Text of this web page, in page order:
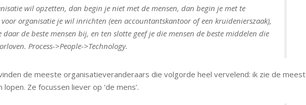
wil opzetten, dan begin je niet met de mensen, dan begin je met te
organisatie je wil inrichten (een accountantskantoor of een kruidenierszaak),
daar de beste mensen bij, en ten slotte geef je die mensen de beste middelen die
Process->People->Technology.
de meeste organisatieveranderaars die volgorde heel vervelend: ik zie de
Ze focussen liever op ‘de mens’.